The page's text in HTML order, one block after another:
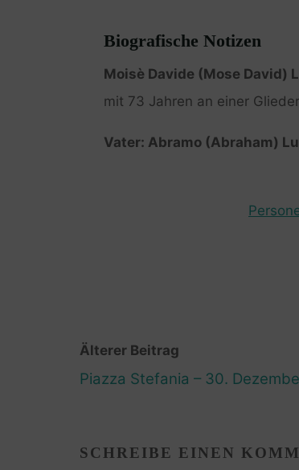
Biografische Notizen
Moisè Davide (Mose David)
mit 73 Jahren an einer
Vater: Abramo (Abraham)
Älterer Beitrag
Piazza Stefania – 30.
SCHREIBE EINEN